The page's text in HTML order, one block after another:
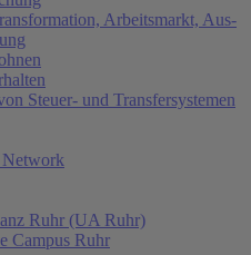
Arbeitsmarkt, Aus-
Steuer- und Transfersystemen
Network
Ruhr (UA Ruhr)
Campus Ruhr